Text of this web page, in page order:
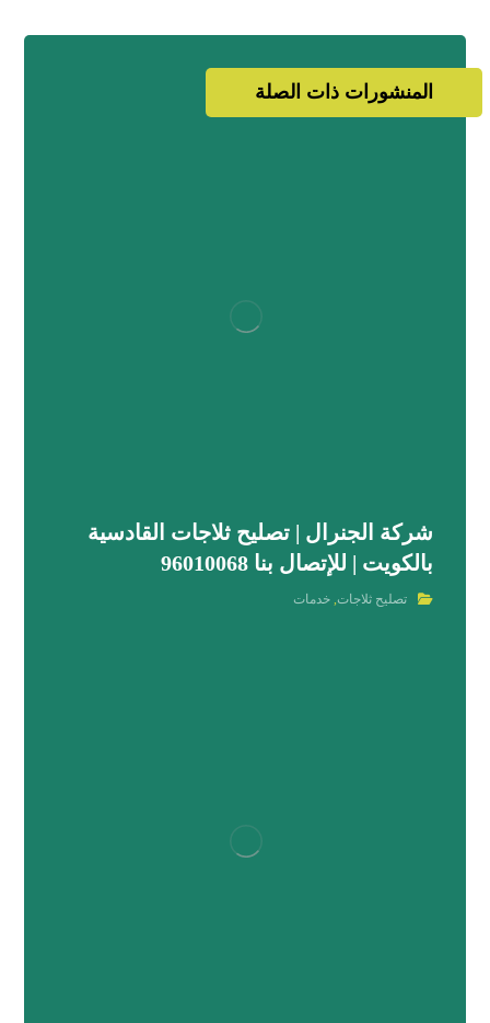
المنشورات ذات الصلة
شركة الجنرال | تصليح ثلاجات القادسية
بالكويت | للإتصال بنا 96010068
تصليح ثلاجات,خدمات